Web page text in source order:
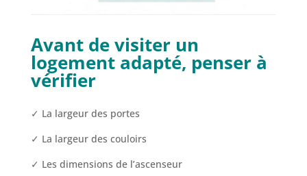
Avant de visiter un
logement adapté, penser à
vérifier
✓ La largeur des portes
✓ La largeur des couloirs
✓ Les dimensions de l’ascenseur